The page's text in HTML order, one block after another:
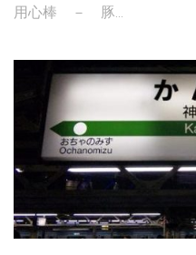
用心棒 － 豚...